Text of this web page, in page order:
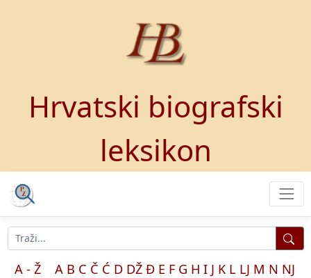
Hrvatski biografski
leksikon
A - Ž A B C Č Ć D DŽ Đ E F G H I J K L LJ M N NJ